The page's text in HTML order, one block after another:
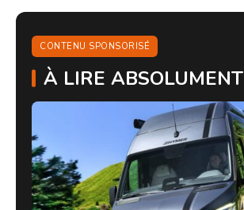
CONTENU SPONSORISÉ
À LIRE ABSOLUMENT